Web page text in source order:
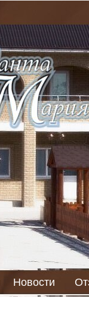
Новости